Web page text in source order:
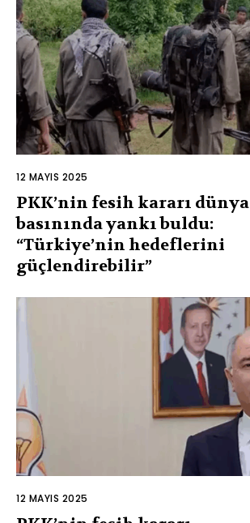
12 MAYIS 2025
PKK’nin fesih kararı dünya
basınında yankı buldu:
“Türkiye’nin hedeflerini
güçlendirebilir”
12 MAYIS 2025